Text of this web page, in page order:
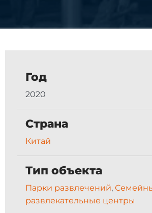
Год
2020
Страна
Китай
Тип объекта
Парки развлечений,
развлекательные центры